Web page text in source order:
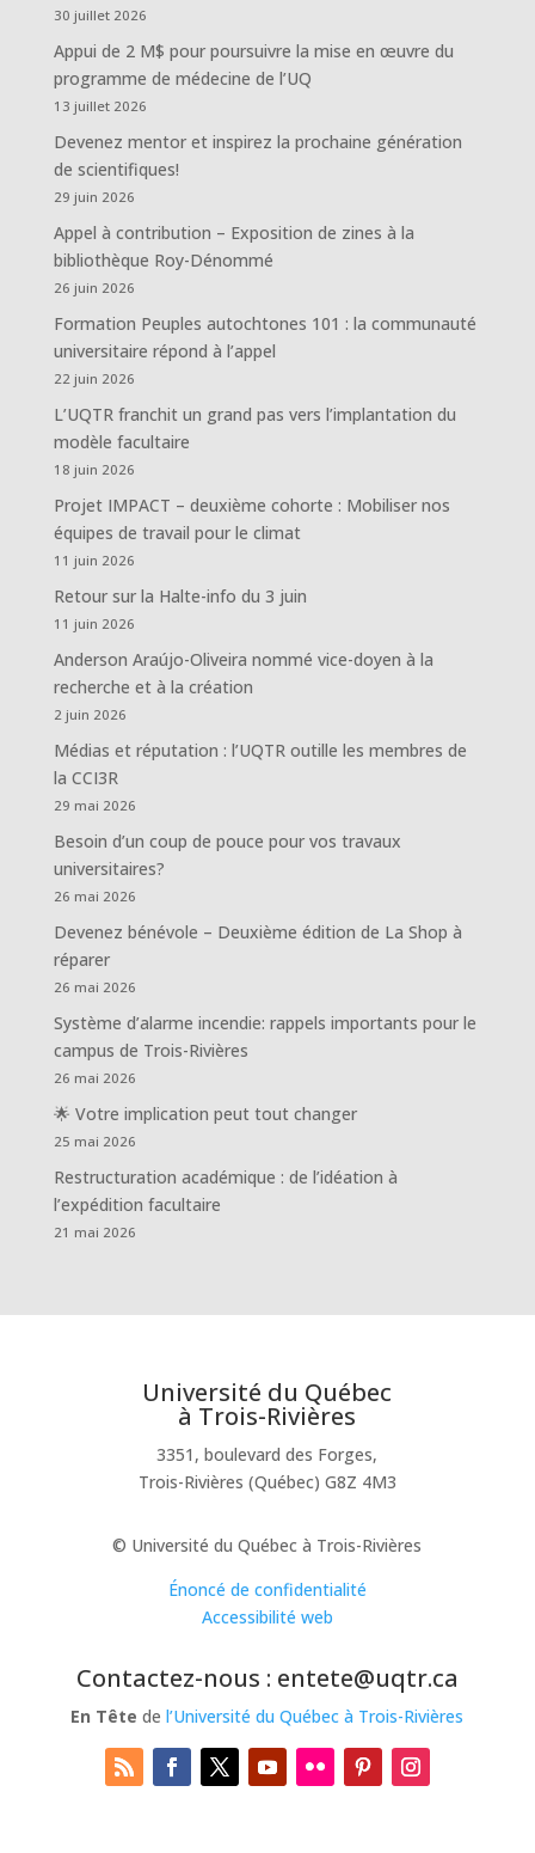
30 juillet 2026
Appui de 2 M$ pour poursuivre la mise en œuvre du
programme de médecine de l’UQ
13 juillet 2026
Devenez mentor et inspirez la prochaine génération
de scientifiques!
29 juin 2026
Appel à contribution – Exposition de zines à la
bibliothèque Roy-Dénommé
26 juin 2026
Formation Peuples autochtones 101 : la communauté
universitaire répond à l’appel
22 juin 2026
L’UQTR franchit un grand pas vers l’implantation du
modèle facultaire
18 juin 2026
Projet IMPACT – deuxième cohorte : Mobiliser nos
équipes de travail pour le climat
11 juin 2026
Retour sur la Halte-info du 3 juin
11 juin 2026
Anderson Araújo-Oliveira nommé vice-doyen à la
recherche et à la création
2 juin 2026
Médias et réputation : l’UQTR outille les membres de
la CCI3R
29 mai 2026
Besoin d’un coup de pouce pour vos travaux
universitaires?
26 mai 2026
Devenez bénévole – Deuxième édition de La Shop à
réparer
26 mai 2026
Système d’alarme incendie: rappels importants pour le
campus de Trois-Rivières
26 mai 2026
🌟 Votre implication peut tout changer
25 mai 2026
Restructuration académique : de l’idéation à
l’expédition facultaire
21 mai 2026
Université du Québec
à Trois-Rivières
3351, boulevard des Forges,
Trois-Rivières (Québec) G8Z 4M3
© Université du Québec à Trois-Rivières
Énoncé de confidentialité
Accessibilité web
Contactez-nous : entete@uqtr.ca
En Tête del’Université du Québec à Trois-Rivières